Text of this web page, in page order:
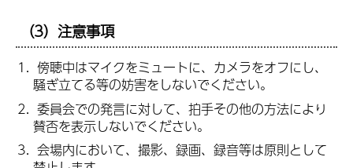
（3）注意事項
傍聴中はマイクをミュートに、カメラをオフにし、
騒ぎ立てる等の妨害をしないでください。
委員会での発言に対して、拍手その他の方法により
賛否を表示しないでください。
会場内において、撮影、録画、録音等は原則として